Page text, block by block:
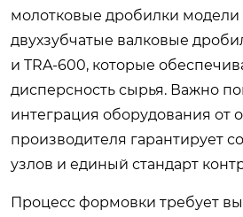
молотковые дробилки модели
двухзубчатые валковые
и TRA-600, которые
дисперсность сырья. Важно
интеграция оборудования от
производителя гарантирует
узлов и единый стандарт
Процесс формовки требует